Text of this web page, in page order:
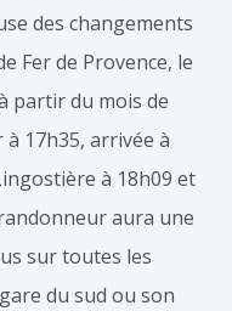
des changements
Fer de Provence, le
partir du mois de
17h35, arrivée à
à 18h09 et
aura une
sur toutes les
du sud ou son